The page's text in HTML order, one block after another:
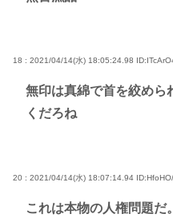
18 : 2021/04/14(水) 18:05:24.98
無印は真綿で首を絞めら
くだろね
20 : 2021/04/14(水) 18:07:14.94
これは本物の人権問題だ。